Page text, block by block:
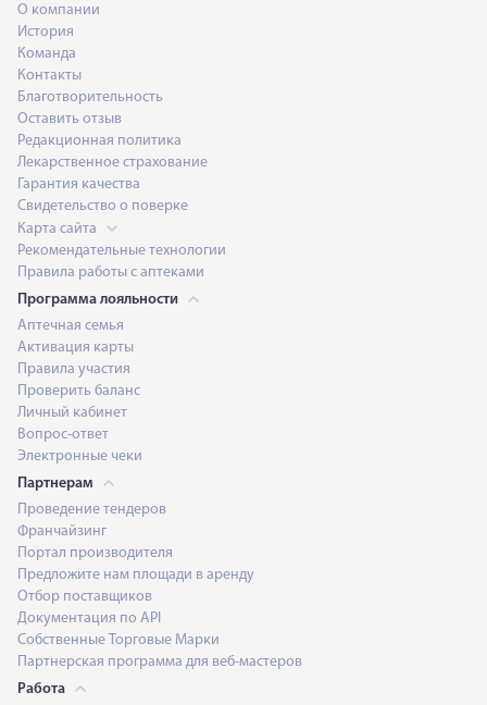
О компании
История
Команда
Контакты
Благотворительность
Оставить отзыв
Редакционная политика
Лекарственное страхование
Гарантия качества
Свидетельство о поверке
Карта сайта
Рекомендательные технологии
Правила работы с аптеками
Программа лояльности
Аптечная семья
Активация карты
Правила участия
Проверить баланс
Личный кабинет
Вопрос-ответ
Электронные чеки
Партнерам
Проведение тендеров
Франчайзинг
Портал производителя
Предложите нам площади в аренду
Отбор поставщиков
Документация по API
Собственные Торговые Марки
Партнерская программа для веб-мастеров
Работа